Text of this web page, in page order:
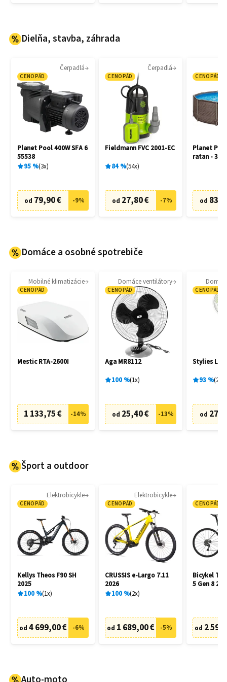
Dielňa, stavba, záhrada
Čerpadlá
CENOPÁD
Planet Pool 400W SFA 6
55538
95% 3x
od 79,90 € -9%
Čerpadlá
CENOPÁD
Fieldmann FVC 2001-EC
84% 54x
od 27,80 € -7%
CENOPÁD
Planet
ratan - 305
od
Domáce a osobné spotrebiče
Mobilné klimatizácie
CENOPÁD
Mestic RTA-2600I
1 133,75 € -14%
Domáce ventilátory
CENOPÁD
Aga MR8112
100% 1x
od 25,40 € -13%
CENOPÁD
Stylies
93% 2
od
Šport a outdoor
Elektrobicykle
CENOPÁD
Kellys Theos F90 SH
2025
100% 1x
od 4 699,00 € -6%
Elektrobicykle
CENOPÁD
CRUSSIS e-Largo 7.11
2026
100% 2x
od 1 689,00 € -5%
CENOPÁD
Bicykel
5 Gen 8
od 2